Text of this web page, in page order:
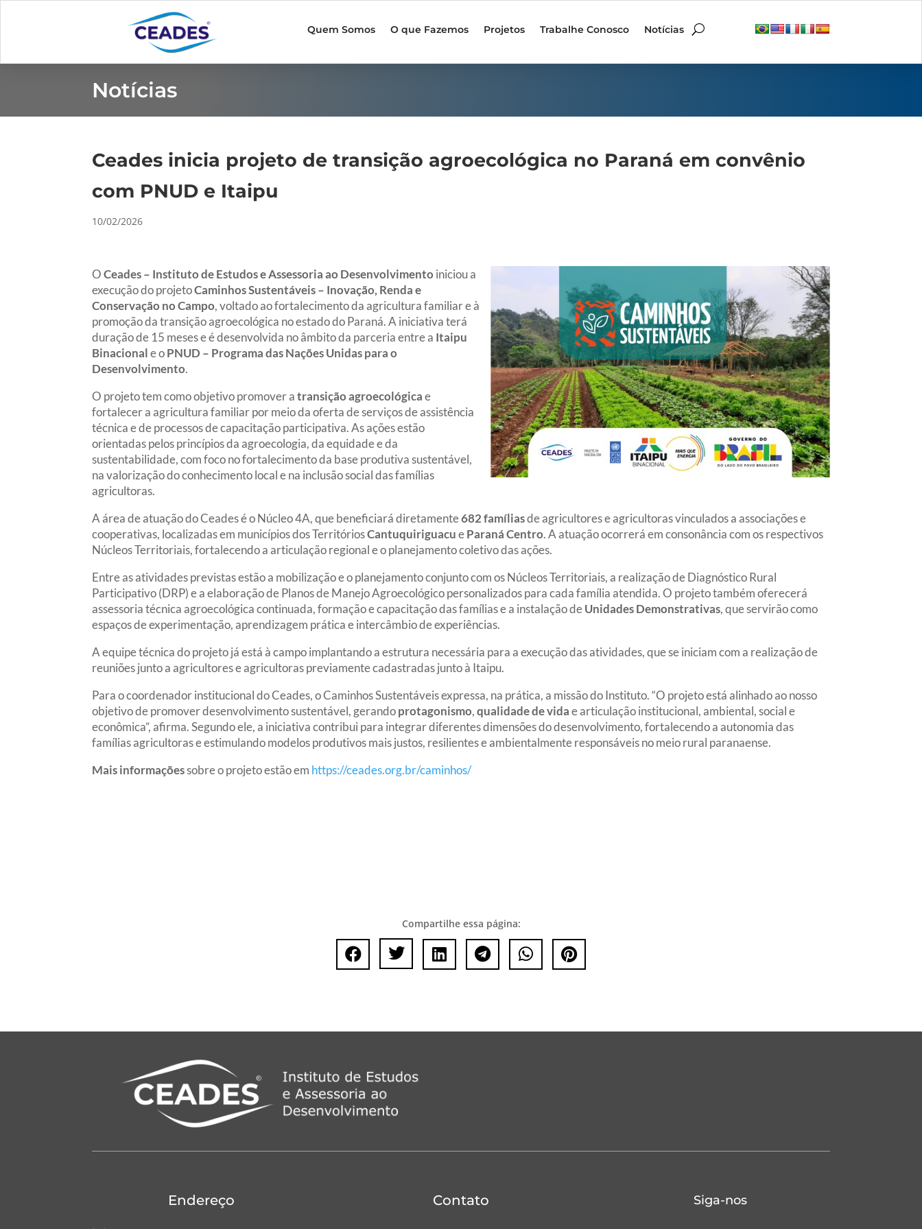
Quem Somos O que Fazemos Projetos Trabalhe Conosco Notícias
Notícias
Ceades inicia projeto de transição agroecológica no Paraná em convênio
com PNUD e Itaipu
10/02/2026
OCeades – Instituto de Estudos e Assessoria ao Desenvolvimento iniciou a
execução do projetoCaminhos Sustentáveis – Inovação, Renda e
Conservação no Campo, voltado ao fortalecimento da agricultura familiar e à
promoção da transição agroecológica no estado do Paraná. A iniciativa terá
duração de 15 meses e é desenvolvida no âmbito da parceria entre a Itaipu
Binacionale oPNUD – Programa das Nações Unidas para o
Desenvolvimento.
O projeto tem como objetivo promover atransição agroecológicae
fortalecer a agricultura familiar por meio da oferta de serviços de assistência
técnica e de processos de capacitação participativa. As ações estão
orientadas pelos princípios da agroecologia, da equidade e da
sustentabilidade, com foco no fortalecimento da base produtiva sustentável,
na valorização do conhecimento local e na inclusão social das famílias
agricultoras.
A área de atuação do Ceades é o Núcleo 4A, que beneficiará diretamente682 famíliasde agricultores e agricultoras vinculados a associações e
cooperativas, localizadas em municípios dos TerritóriosCantuquiriguacueParaná Centro. A atuação ocorrerá em consonância com os respectivos
Núcleos Territoriais, fortalecendo a articulação regional e o planejamento coletivo das ações.
Entre as atividades previstas estão a mobilização e o planejamento conjunto com os Núcleos Territoriais, a realização de Diagnóstico Rural
Participativo (DRP) e a elaboração de Planos de Manejo Agroecológico personalizados para cada família atendida. O projeto também oferecerá
assessoria técnica agroecológica continuada, formação e capacitação das famílias e a instalação deUnidadesDemonstrativas, que servirão como
espaços de experimentação, aprendizagem prática e intercâmbio de experiências.
A equipe técnica do projeto já está à campo implantando a estrutura necessária para a execução das atividades, que se iniciam com a realização de
reuniões junto a agricultores e agricultoras previamente cadastradas junto à Itaipu.
Para o coordenador institucional do Ceades, o Caminhos Sustentáveis expressa, na prática, a missão do Instituto. “O projeto está alinhado ao nosso
objetivo de promover desenvolvimento sustentável, gerandoprotagonismo,qualidadedevidae articulação institucional, ambiental, social e
econômica”, afirma. Segundo ele, a iniciativa contribui para integrar diferentes dimensões do desenvolvimento, fortalecendo a autonomia das
famílias agricultoras e estimulando modelos produtivos mais justos, resilientes e ambientalmente responsáveis no meio rural paranaense.
Maisinformaçõessobre o projeto estão em https://ceades.org.br/caminhos/
Compartilhe essa página:
     
Endereço Contato Siga-nos